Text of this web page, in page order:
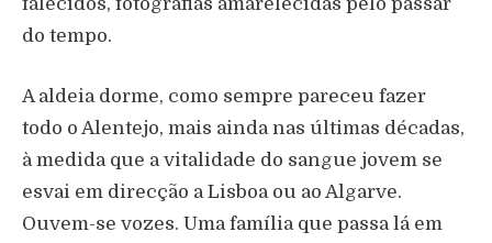
do tempo.
A aldeia dorme, como sempre pareceu fazer
todo o Alentejo, mais ainda nas últimas décadas,
à medida que a vitalidade do sangue jovem se
esvai em direcção a Lisboa ou ao Algarve.
Ouvem-se vozes. Uma família que passa lá em